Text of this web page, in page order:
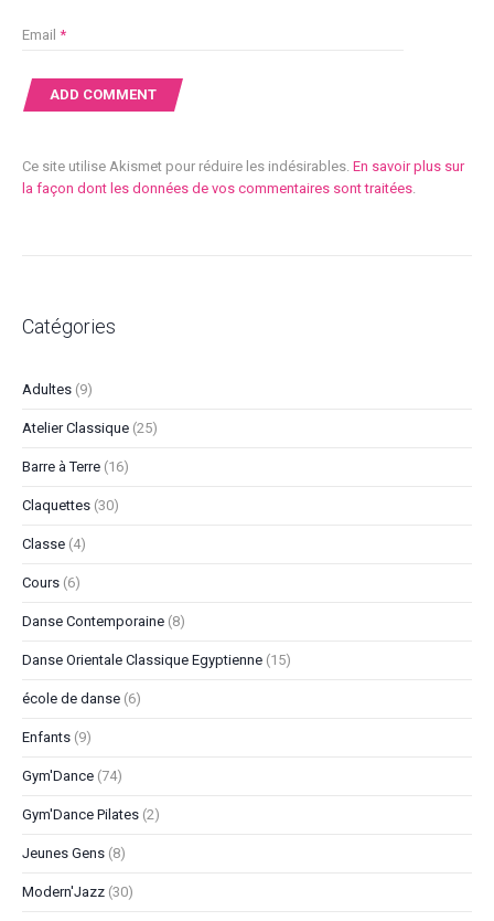
Email *
Ce site utilise Akismet pour réduire les indésirables. En savoir plus sur
la façon dont les données de vos commentaires sont traitées.
Catégories
Adultes (9)
Atelier Classique (25)
Barre à Terre (16)
Claquettes (30)
Classe (4)
Cours (6)
Danse Contemporaine (8)
Danse Orientale Classique Egyptienne (15)
école de danse (6)
Enfants (9)
Gym'Dance (74)
Gym'Dance Pilates (2)
Jeunes Gens (8)
Modern'Jazz (30)